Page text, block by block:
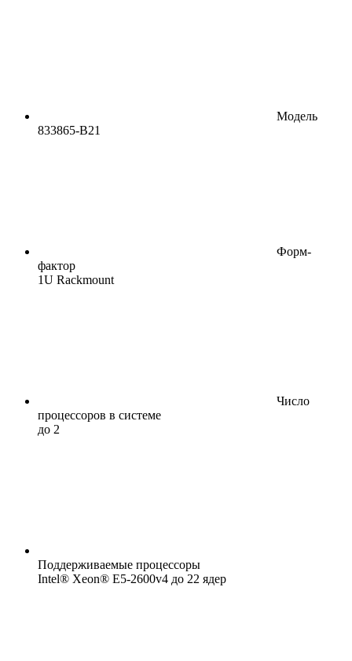
Модель
833865-B21
Форм-
фактор
1U Rackmount
Число
процессоров в системе
до 2
Поддерживаемые процессоры
Intel® Xeon® E5-2600v4 до 22 ядер